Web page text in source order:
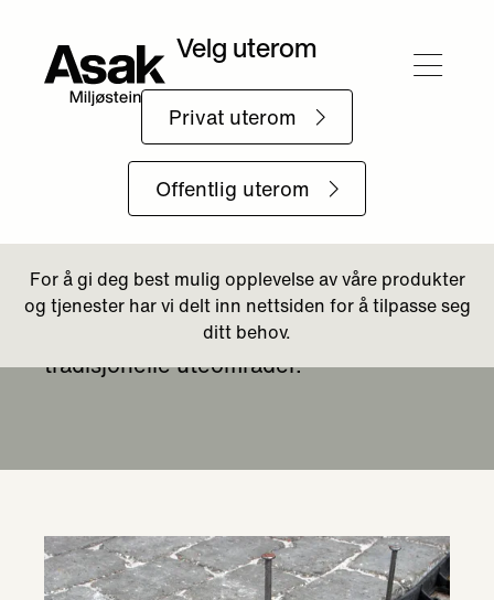
Tilbake til Produkter
Kantstein
uteområdet ditt med Asak Kantstein.
Velg fra et bredt utvalg av løsninger
som passer til både moderne og
tradisjonelle uteområder.